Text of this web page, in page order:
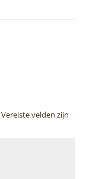
Vereiste velden zijn